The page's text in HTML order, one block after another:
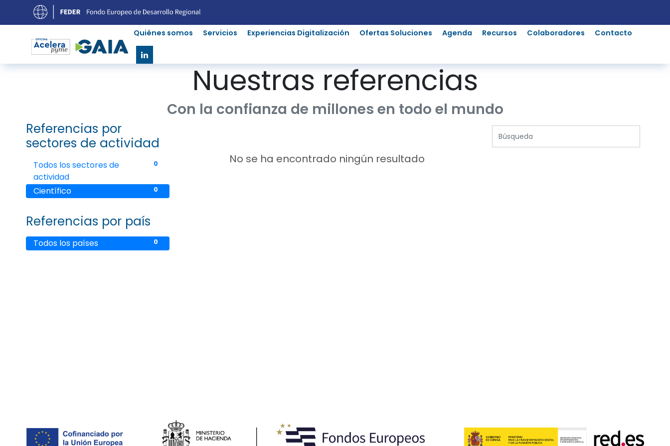
Quiénes somos Servicios Experiencias Digitalización Ofertas Soluciones Agenda Recursos Colaboradores Contacto
Nuestras referencias
Con la confianza de millones en todo el mundo
Referencias por
sectores de actividad
0
Todos los sectores de
actividad
0
Científico
Referencias por país
0
Todos los países
No se ha encontrado ningún resultado